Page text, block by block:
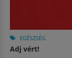
EGÉSZSÉG
Adj vért!